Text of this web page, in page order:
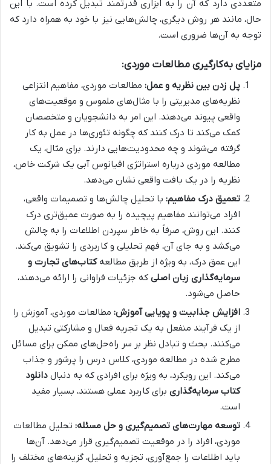
متعددی دارد که آن را به ابزاری قدرتمند تبدیل کرده است. با این
حال، مانند هر روش دیگری، چالش‌هایی نیز با خود به همراه دارد که
توجه به آن‌ها ضروری است.
مزایای به‌کارگیری مطالعات موردی:
پل زدن بین نظریه و عمل: مطالعات موردی، مفاهیم انتزاعی
نظریه‌های مدیریتی را با مثال‌های ملموس و موقعیت‌های
واقعی پیوند می‌دهند. این امر به دانشجویان و متخصصان
کمک می‌کند تا درک کنند که چگونه تئوری‌ها در عمل به کار
گرفته می‌شوند و چه محدودیت‌هایی دارند. برای مثال، یک
مطالعه موردی درباره استراتژی اقیانوس آبی یک شرکت خاص،
نظریه را در یک بافت واقعی نشان می‌دهد.
تعمیق درک مفاهیم: با تحلیل چالش‌ها و تصمیمات واقعی،
افراد می‌توانند مفاهیم پیچیده را به صورت عمیق‌تری درک
کنند. این روش، صرفاً به خاطر سپردن اطلاعات را به چالش
می‌کشد و به جای آن، فهم تحلیلی و کاربردی را تشویق می‌کند.
این عمق درک، به ویژه از طریق مطالعهکتاب‌های تجارت و
سرمایه‌گذاری زبان اصلی که جزئیات فراوانی را ارائه می‌دهند،
حاصل می‌شود.
افزایش جذابیت و پویایی آموزش: مطالعات موردی، آموزش را
از یک فرآیند منفعل به یک تجربه فعال و مشارکتی تبدیل
می‌کنند. بحث و تبادل نظر بر سر راه‌حل‌های ممکن برای مسائل
مطرح شده در مطالعه موردی، کلاس درس را پرشور و جذاب
می‌کند. این رویکرد، به ویژه برای افرادی که به دنبال دانلود
کتاب سرمایه‌گذاری برای کاربرد عملی هستند، بسیار مفید
است.
توسعه مهارت‌های تصمیم‌گیری و حل مسئله: تحلیل مطالعات
موردی، افراد را در موقعیت تصمیم‌گیری قرار می‌دهد. آن‌ها
باید اطلاعات را جمع‌آوری، تجزیه و تحلیل، گزینه‌های مختلف را